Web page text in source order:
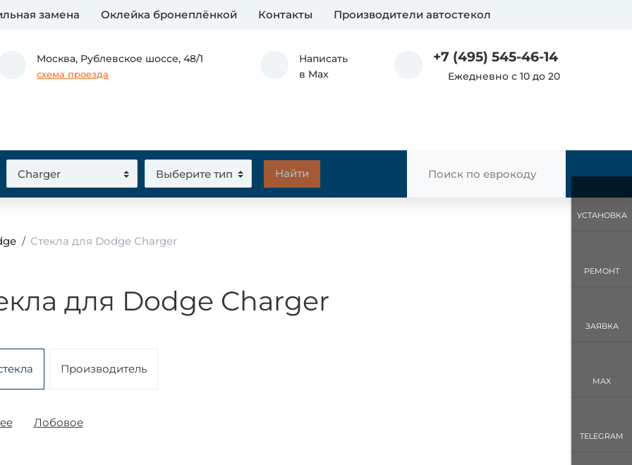
замена Оклейка бронеплёнкой Контакты Производители автостекол
Москва, Рублевское шоссе, 48/1
схема проезда
Написать
в Max
+7 (495) 545-46-14
Ежедневно с 10 до 20
Стекла для Dodge Charger
для Dodge Charger
Лобовое
Производитель
УСТАНОВКА
РЕМОНТ
ЗАЯВКА
MAX
TELEGRAM